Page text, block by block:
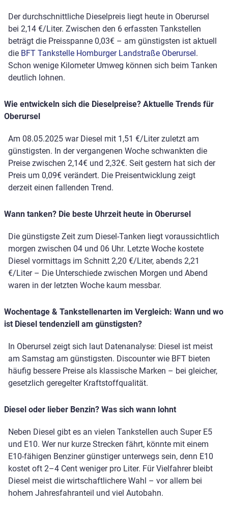
Der durchschnittliche Dieselpreis liegt heute in Oberursel
bei 2,14 €/Liter. Zwischen den 6 erfassten Tankstellen
beträgt die Preisspanne 0,03€ – am günstigsten ist aktuell
die BFT Tankstelle Homburger Landstraße Oberursel .
Schon wenige Kilometer Umweg können sich beim Tanken
deutlich lohnen.
Wie entwickeln sich die Dieselpreise? Aktuelle Trends für
Oberursel
Am 08.05.2025 war Diesel mit 1,51 €/Liter zuletzt am
günstigsten. In der vergangenen Woche schwankten die
Preise zwischen 2,14€ und 2,32€. Seit gestern hat sich der
Preis um 0,09€ verändert. Die Preisentwicklung zeigt
derzeit einen fallenden Trend.
Wann tanken? Die beste Uhrzeit heute in Oberursel
Die günstigste Zeit zum Diesel-Tanken liegt voraussichtlich
morgen zwischen 04 und 06 Uhr. Letzte Woche kostete
Diesel vormittags im Schnitt 2,20 €/Liter, abends 2,21
€/Liter – Die Unterschiede zwischen Morgen und Abend
waren in der letzten Woche kaum messbar.
Wochentage & Tankstellenarten im Vergleich: Wann und wo
ist Diesel tendenziell am günstigsten?
In Oberursel zeigt sich laut Datenanalyse: Diesel ist meist
am Samstag am günstigsten. Discounter wie BFT bieten
häufig bessere Preise als klassische Marken – bei gleicher,
gesetzlich geregelter Kraftstoffqualität.
Diesel oder lieber Benzin? Was sich wann lohnt
Neben Diesel gibt es an vielen Tankstellen auch Super E5
und E10. Wer nur kurze Strecken fährt, könnte mit einem
E10-fähigen Benziner günstiger unterwegs sein, denn E10
kostet oft 2–4 Cent weniger pro Liter. Für Vielfahrer bleibt
Diesel meist die wirtschaftlichere Wahl – vor allem bei
hohem Jahresfahranteil und viel Autobahn.